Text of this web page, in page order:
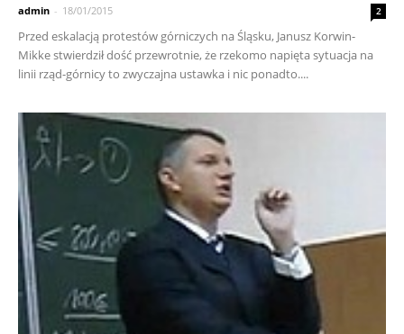
admin - 18/01/2015 2
Przed eskalacją protestów górniczych na Śląsku, Janusz Korwin-
Mikke stwierdził dość przewrotnie, że rzekomo napięta sytuacja na
linii rząd-górnicy to zwyczajna ustawka i nic ponadto....